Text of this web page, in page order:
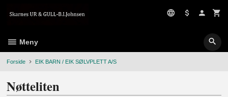
Meny
Forside EIK BARN / EIK SØLVPLETT A/S
Nøtteliten